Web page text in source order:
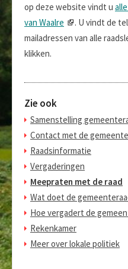
op deze website vindt u
van Waalre
. U vindt de
mailadressen van alle
klikken.
Zie ook
Samenstelling
Contact met de
Raadsinformatie
Vergaderingen
Meepraten met de raad
Wat doet de
Hoe vergadert de
Rekenkamer
Meer over lokale politiek